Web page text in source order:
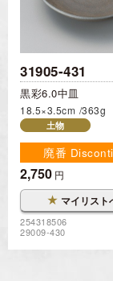
31905-431
黒彩6.0中皿
18.5×3.5cm 363g
土物
廃番
2,750 円
★ マイリスト
254318506
29009-430